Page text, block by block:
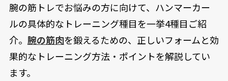
腕の筋トレでお悩みの方に向けて、ハンマーカー
ルの具体的なトレーニング種目を一挙4種目ご紹
介。 腕の筋肉を鍛えるための、正しいフォームと効
果的なトレーニング方法・ポイントを解説してい
ます。